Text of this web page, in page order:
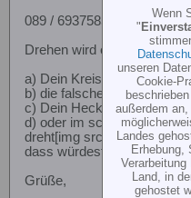
089 / 69375855
Drehen wird er sich weil
a) Dein Kreisel ohne
b) die falsche Wirkrichtung
c) Dein Heckrotorservo
d) oder im schlimmsten
dreht[img
dass würdest Du aber
Grüße,
Wenn
"
unseren
Cookie-
außerdem
Landes
Erhebung,
Verarbeitung
Land, in
gehostet